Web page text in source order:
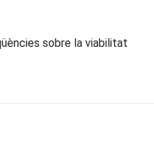
sobre la viabilitat